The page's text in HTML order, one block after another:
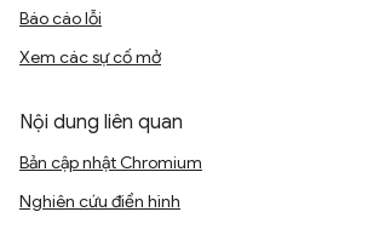
Báo cáo lỗi
Xem các sự cố mở
Nội dung liên quan
Bản cập nhật Chromium
Nghiên cứu điển hình